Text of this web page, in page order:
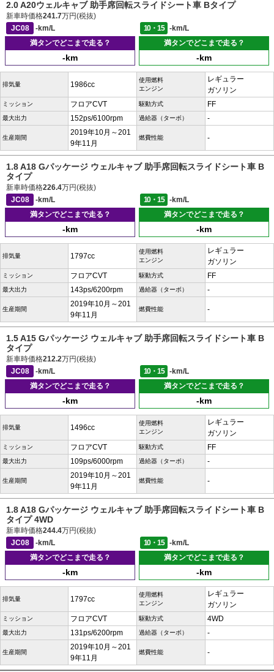
2.0 A20ウェルキャブ 助手席回転スライドシート車 Bタイプ
新車時価格241.7万円(税抜)
JC08
-km/L 10・15
-km/L
満タンでどこまで走る？
-km
満タンでどこまで走る？
-km
排気量 1986cc
使用燃料
エンジン
レギュラー
ガソリン
ミッション フロアCVT 駆動方式 FF
最大出力 152ps/6100rpm 過給器（ターボ） -
生産期間
2019年10月～201
9年11月
燃費性能 -
1.8 A18 Gパッケージ ウェルキャブ 助手席回転スライドシート車 B
タイプ
新車時価格226.4万円(税抜)
JC08
-km/L 10・15
-km/L
満タンでどこまで走る？
-km
満タンでどこまで走る？
-km
排気量 1797cc
使用燃料
エンジン
レギュラー
ガソリン
ミッション フロアCVT 駆動方式 FF
最大出力 143ps/6200rpm 過給器（ターボ） -
生産期間
2019年10月～201
9年11月
燃費性能 -
1.5 A15 Gパッケージ ウェルキャブ 助手席回転スライドシート車 B
タイプ
新車時価格212.2万円(税抜)
JC08
-km/L 10・15
-km/L
満タンでどこまで走る？
-km
満タンでどこまで走る？
-km
排気量 1496cc
使用燃料
エンジン
レギュラー
ガソリン
ミッション フロアCVT 駆動方式 FF
最大出力 109ps/6000rpm 過給器（ターボ） -
生産期間
2019年10月～201
9年11月
燃費性能 -
1.8 A18 Gパッケージ ウェルキャブ 助手席回転スライドシート車 B
タイプ 4WD
新車時価格244.4万円(税抜)
JC08
-km/L 10・15
-km/L
満タンでどこまで走る？
-km
満タンでどこまで走る？
-km
排気量 1797cc
使用燃料
エンジン
レギュラー
ガソリン
ミッション フロアCVT 駆動方式 4WD
最大出力 131ps/6200rpm 過給器（ターボ） -
生産期間
2019年10月～201
9年11月
燃費性能 -